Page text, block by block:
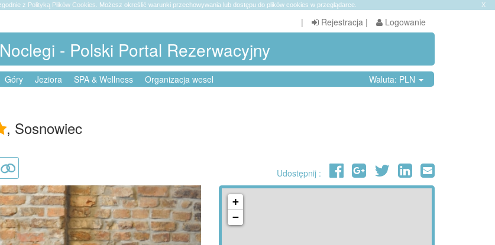
X
z Polityką Plików Cookies . Możesz określić warunki przechowywania lub dostępu do plików cookies w przeglądarce.
| Rejestracja | Logowanie
- Polski Portal Rezerwacyjny
Góry Jeziora SPA & Wellness Organizacja wesel
Waluta: PLN
, Sosnowiec
Udostępnij :
+
−